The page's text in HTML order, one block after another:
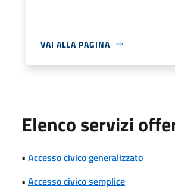
VAI ALLA PAGINA
Elenco servizi
• Accesso civico generalizzato
• Accesso civico semplice